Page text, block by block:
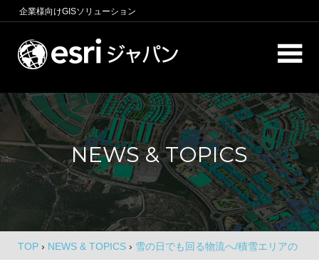
ン
へ
ス
ッ
企業様向けGISソリューション
ー
シ
ョ
ン
イ
ン
テ
商
圏
分
析、
エ
ケ
テ
NEWS & TOPICS
TOP › NEWS & TOPICS › 雪の日でも回る物流へ/積雪エリアの
可視化で“冬の弱点”を補強